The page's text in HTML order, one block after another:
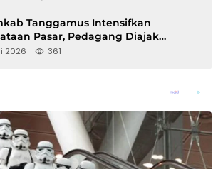
Tanggamus Intensifkan
Pasar, Pedagang Diajak
Pasar Modern Talang Padang
2026 361